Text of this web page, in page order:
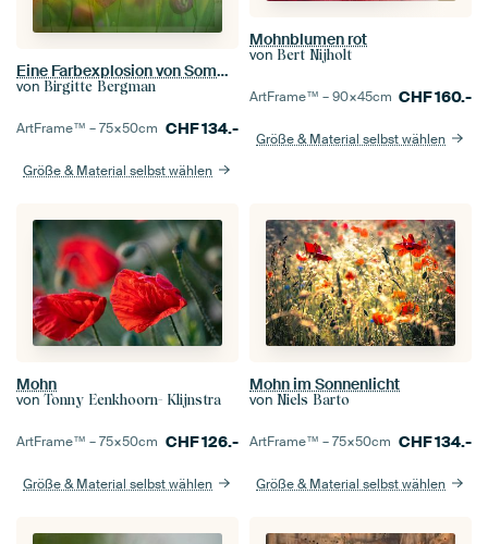
Eine Farbexplosion von Sommerblumen (kreative Bearbeitung von verschiedenen Blumen)
von Birgitte Bergman
ArtFrame™ –75×50cm CHF134.-
Größe & Material selbst wählen
Mohnblumen rot
von Bert Nijholt
ArtFrame™ –90×45cm CHF160.-
Größe & Material selbst wählen
Mohn
von Tonny Eenkhoorn- Klijnstra
ArtFrame™ –75×50cm CHF126.-
Größe & Material selbst wählen
Mohn im Sonnenlicht
von Niels Barto
ArtFrame™ –75×50cm CHF134.-
Größe & Material selbst wählen